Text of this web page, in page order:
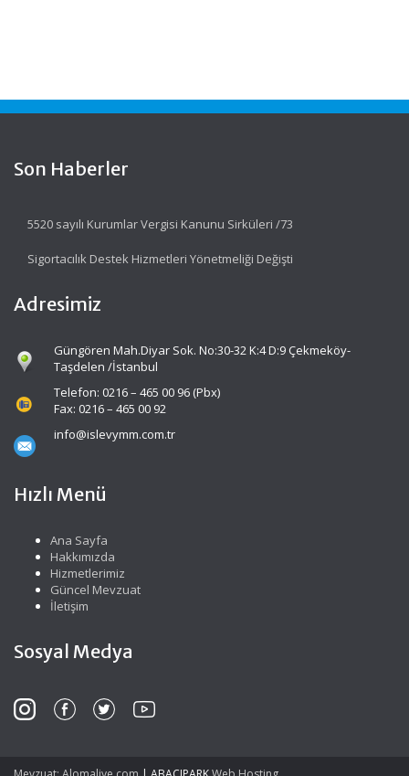
Son Haberler
5520 sayılı Kurumlar Vergisi Kanunu Sirküleri /73
Sigortacılık Destek Hizmetleri Yönetmeliği Değişti
Adresimiz
Güngören Mah.Diyar Sok. No:30-32 K:4 D:9 Çekmeköy-
Taşdelen /İstanbul
Telefon: 0216 – 465 00 96 (Pbx)
Fax: 0216 – 465 00 92
info@islevymm.com.tr
Hızlı Menü
Ana Sayfa
Hakkımızda
Hizmetlerimiz
Güncel Mevzuat
İletişim
Sosyal Medya